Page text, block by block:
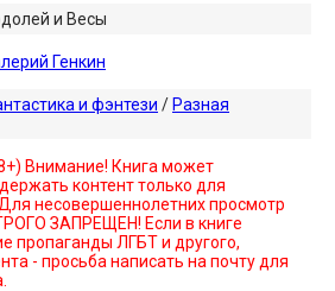
и Весы
Генкин
и фэнтези / Разная
Внимание! Книга может
контент только для
несовершеннолетних просмотр
ЗАПРЕЩЕН! Если в книге
пропаганды ЛГБТ и другого,
- просьба написать на почту для